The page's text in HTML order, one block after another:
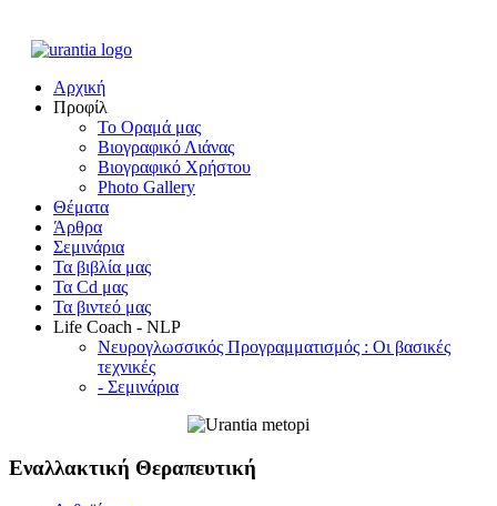
Αρχική
Προφίλ
Το Οραμά μας
Βιογραφικό Λιάνας
Βιογραφικό Χρήστου
Photo Gallery
Θέματα
Άρθρα
Σεμινάρια
Τα βιβλία μας
Τα Cd μας
Τα βιντεό μας
Life Coach - NLP
Νευρογλωσσικός Προγραμματισμός : Οι βασικές
τεχνικές
- Σεμινάρια
Εναλλακτική Θεραπευτική